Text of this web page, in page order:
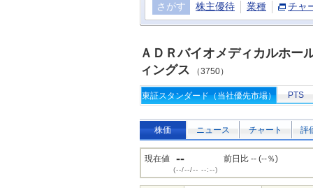
さがす 株主優待 業種 チャ
ＡＤＲバイオメディカルホー
ィングス （3750）
東証スタンダード（当社優先市場） PTS
株価 ニュース チャート 評
現在値 --
(--/--/-- --:--)
前日比 -- (--％)